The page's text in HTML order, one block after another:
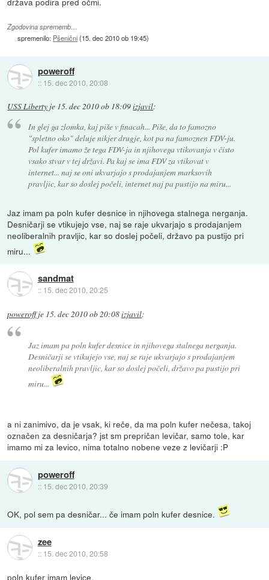
Zgodovina sprememb…
spremenilo: Pšenični(15. dec 2010 ob 19:45)
poweroff
:: 15. dec 2010, 20:08
USS Liberty je 15. dec 2010 ob 18:09izjavil:
In glej ga zlomka, kaj piše v finacah... Piše, da to famozno
"spletno oko" deluje nikjer drugje, kot pa na famoznen FDV-ju.
Pol kufer imamo že tega FDV-ja in njihovega vtikovanja v čisto
vsako stvar v tej državi. Pa kaj se ima FDV za vtikovat v
internet... naj se oni ukvarjajo s prodajanjem marksovih
pravljic, kar so doslej počeli, internet naj pa pustijo na miru...
Jaz imam pa poln kufer desnice in njihovega stalnega nerganja.
Desničarji se vtikujejo vse, naj se raje ukvarjajo s prodajanjem
neoliberalnih pravljic, kar so doslej počeli, državo pa pustijo pri
miru...
sandmat
:: 15. dec 2010, 20:25
poweroffje 15. dec 2010 ob 20:08izjavil:
Jaz imam pa poln kufer desnice in njihovega stalnega nerganja.
Desničarji se vtikujejo vse, naj se raje ukvarjajo s prodajanjem
neoliberalnih pravljic, kar so doslej počeli, državo pa pustijo pri
miru...
a ni zanimivo, da je vsak, ki reče, da ma poln kufer nečesa, takoj
označen za desničarja? jst sm prepričan levičar, samo tole, kar
imamo mi za levico, nima totalno nobene veze z levičarji :P
poweroff
:: 15. dec 2010, 20:39
OK, pol sem pa desničar... če imam poln kufer desnice.
zee
:: 15. dec 2010, 20:58
poln kufer imam levice,